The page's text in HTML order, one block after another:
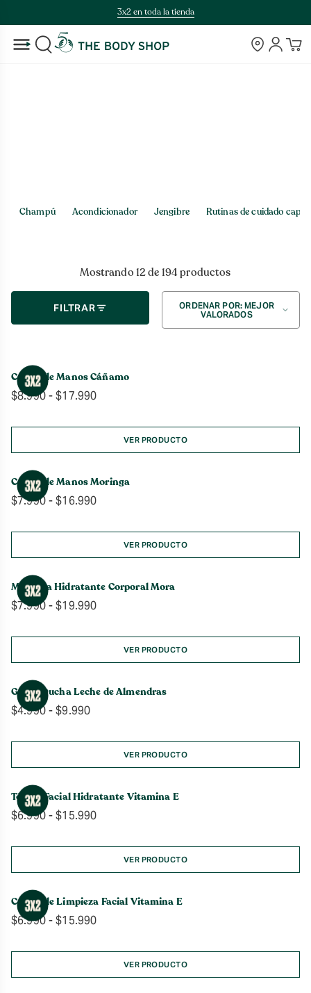
3x2 en toda la tienda
BUSCAR Tiendas
Cuenta
Champú Acondicionador Jengibre Rutinas de cuidado
Mostrando 12 de 194 productos
FILTRAR
Ordenar
por
ORDENAR POR: MEJOR
VALORADOS
Crema de Manos Cáñamo
$8.990- $17.990Rango
precios:
desde
$8.990
$17.990
VER PRODUCTO
Crema de Manos Moringa
$7.990- $16.990Rango
precios:
desde
$7.990
$16.990
VER PRODUCTO
Manteca Hidratante Corporal Mora
$7.990- $19.990Rango
precios:
desde
$7.990
$19.990
VER PRODUCTO
Gel de Ducha Leche de Almendras
$4.990- $9.990Rango
precios:
$4.990
$9.990
VER PRODUCTO
Tónico Facial Hidratante Vitamina E
$6.990- $15.990Rango
precios:
desde
$6.990
$15.990
VER PRODUCTO
Crema de Limpieza Facial Vitamina E
$6.990- $15.990Rango
precios:
desde
$6.990
VER PRODUCTO